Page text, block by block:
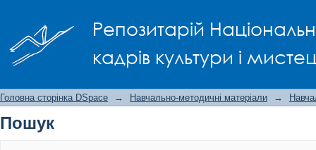
Репозитарій
кадрів культури і
Головна сторінка DSpace → Навчально-методичні матеріали →
Пошук